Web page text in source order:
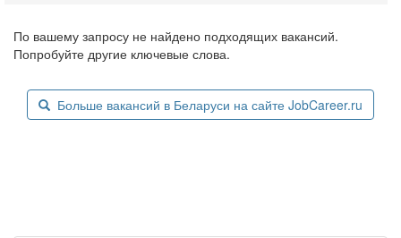
По вашему запросу не найдено подходящих вакансий.
Попробуйте другие ключевые слова.
Больше вакансий в Беларуси на сайте JobCareer.ru